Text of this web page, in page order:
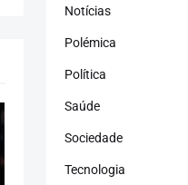
Notícias
Polémica
Política
Saúde
Sociedade
Tecnologia